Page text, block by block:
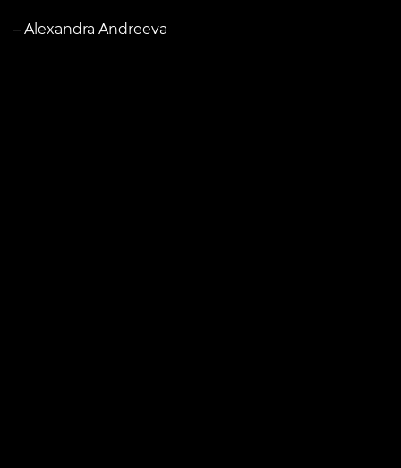
– Alexandra Andreeva